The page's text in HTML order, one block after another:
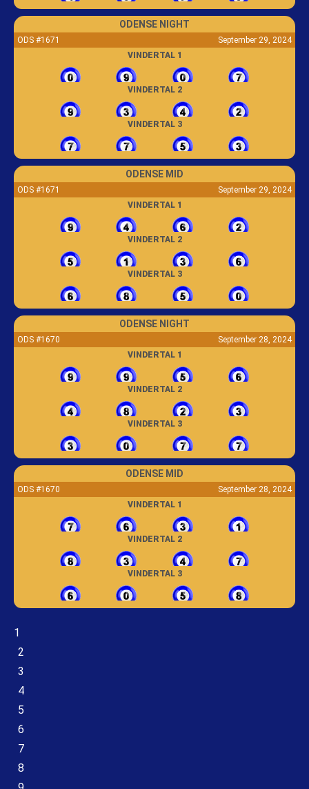
ODENSE NIGHT
ODS #1671
September 29, 2024
VINDERTAL 1
VINDERTAL 2
VINDERTAL 3
ODENSE MID
ODS #1671
September 29, 2024
VINDERTAL 1
VINDERTAL 2
VINDERTAL 3
ODENSE NIGHT
ODS #1670
September 28, 2024
VINDERTAL 1
VINDERTAL 2
VINDERTAL 3
ODENSE MID
ODS #1670
September 28, 2024
VINDERTAL 1
VINDERTAL 2
VINDERTAL 3
1
2
3
4
5
6
7
8